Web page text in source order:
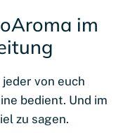
im
von euch
bedient. Und im
zu sagen.